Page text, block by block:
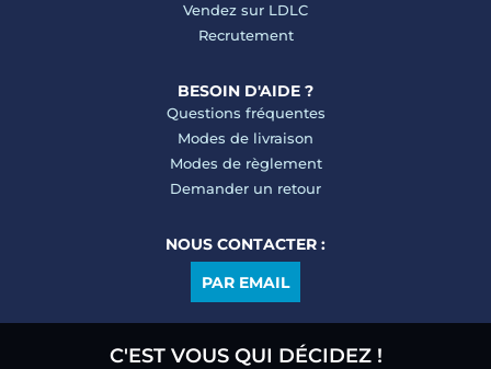
Vendez sur LDLC
Recrutement
BESOIN D'AIDE ?
Questions fréquentes
Modes de livraison
Modes de règlement
Demander un retour
NOUS CONTACTER :
PAR EMAIL
C'EST VOUS QUI DÉCIDEZ !